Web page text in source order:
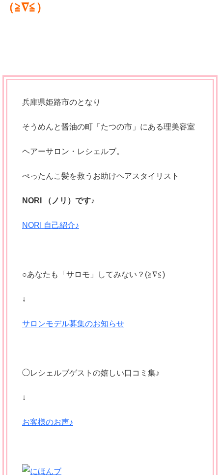
（≧∇≦）
兵庫県姫路市のとなり
そうめんと醤油の町「たつの市」にある理美容室
ヘアーサロン・レシェルブ。
ぺったんこ髪を救うお助けヘアスタイリスト
NORI （ノリ）です♪
NORI 自己紹介♪
○あなたも「サロモ」してみない？(≧∇≦)
↓
サロンモデル募集のお知らせ
◯レシェルブゲストの嬉しい口コミ集♪
↓
お客様のお声♪